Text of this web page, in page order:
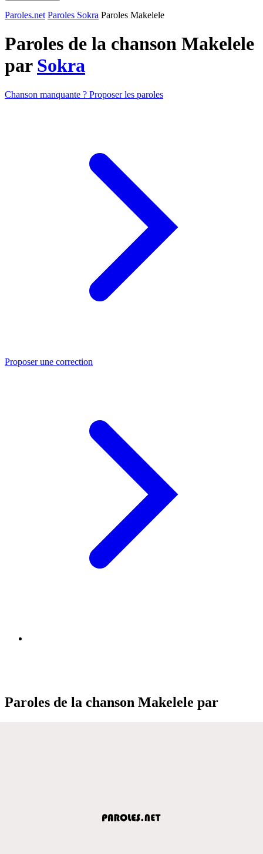
Paroles.net Paroles Sokra Paroles Makelele
Paroles de la chanson Makelele
par Sokra
Chanson manquante ? Proposer les paroles
Proposer une correction
Paroles de la chanson Makelele par